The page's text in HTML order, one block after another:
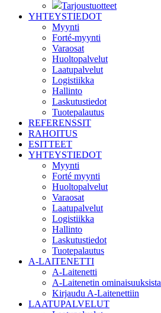
Tarjoustuotteet
YHTEYSTIEDOT
Myynti
Forté-myynti
Varaosat
Huoltopalvelut
Laatupalvelut
Logistiikka
Hallinto
Laskutustiedot
Tuotepalautus
REFERENSSIT
RAHOITUS
ESITTEET
YHTEYSTIEDOT
Myynti
Forté myynti
Huoltopalvelut
Varaosat
Laatupalvelut
Logistiikka
Hallinto
Laskutustiedot
Tuotepalautus
A-LAITENETTI
A-Laitenetti
A-Laitenetin ominaisuuksista
Kirjaudu A-Laitenettiin
LAATUPALVELUT